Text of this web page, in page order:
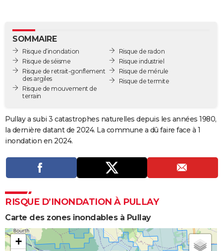
GUIDES D'ACHAT
BONS PLANS
CARTE DE VOEUX
Carte de Noël
Carte Bonne année
Carte Saint-Valentin
Carte Pâques
Carte d'anniversaire
DICTIONNAIRE
COPAINS D'AVANT
Bricolage
Lifestyle
Culture
Sport
Auto
Television
Voyage
Cinema
SOMMAIRE
Risque d’inondation
Risque de séisme
Risque de retrait-gonflement
des argiles
Risque de mouvement de
terrain
Risque de radon
Risque industriel
Risque de mérule
Risque de termite
Pullay a subi 3 catastrophes naturelles depuis les années 1980,
la dernière datant de 2024. La commune a dû faire face à 1
inondation en 2024.
RISQUE D’INONDATION À PULLAY
Carte des zones inondables à Pullay
+